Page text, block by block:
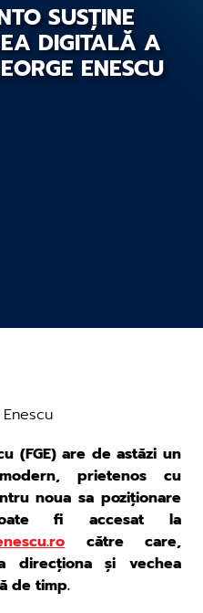
SUSȚINE
DIGITALĂ A
ENESCU
(FGE) are de astăzi un
prietenos cu
noua sa poziționare
fi accesat la
către care,
direcționa și vechea
de timp.